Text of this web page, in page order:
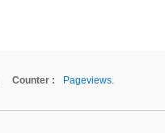
Counter :
Pageviews.